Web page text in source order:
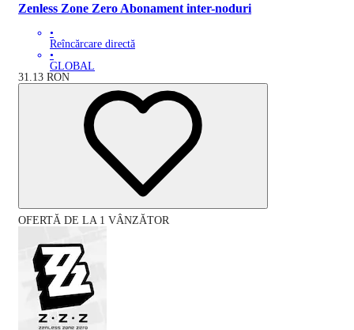
Zenless Zone Zero Abonament inter-noduri
•
Reîncărcare directă
•
GLOBAL
31.13 RON
OFERTĂ DE LA 1 VÂNZĂTOR